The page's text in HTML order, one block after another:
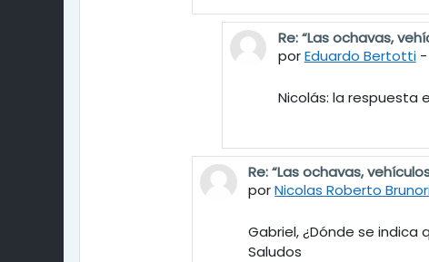
En respuesta a
Re: “Las ochavas,
porEduardo Bertotti-
Nicolás: la respuesta
En respuesta a gabriel
Re: “Las ochavas,
porNicolas Roberto
Gabriel, ¿Dónde se
Saludos